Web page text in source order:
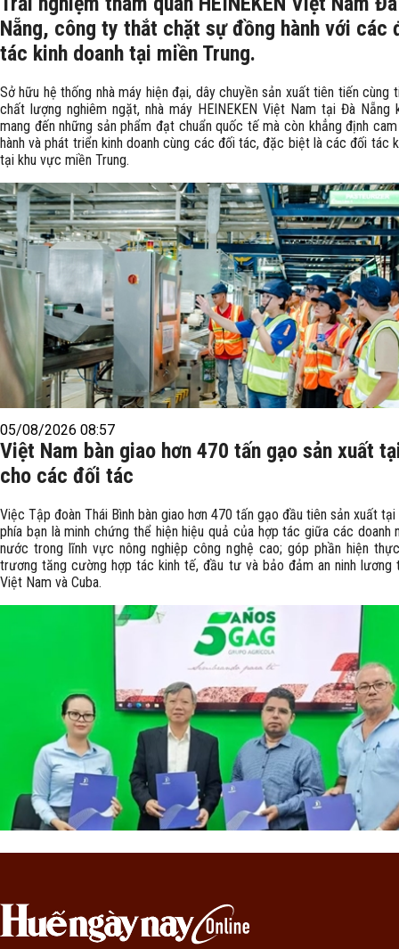
Nẵng, công ty thắt chặt sự đồng hành với các
tác kinh doanh tại miền Trung.
Sở hữu hệ thống nhà máy hiện đại, dây chuyền sản xuất tiên tiến cùng
chất lượng nghiêm ngặt, nhà máy HEINEKEN Việt Nam tại Đà Nẵng
mang đến những sản phẩm đạt chuẩn quốc tế mà còn khẳng định
hành và phát triển kinh doanh cùng các đối tác, đặc biệt là các đối tác
tại khu vực miền Trung.
05/08/2026 08:57
Việt Nam bàn giao hơn 470 tấn gạo sản xuất
cho các đối tác
Việc Tập đoàn Thái Bình bàn giao hơn 470 tấn gạo đầu tiên sản xuất tại
phía bạn là minh chứng thể hiện hiệu quả của hợp tác giữa các doanh
nước trong lĩnh vực nông nghiệp công nghệ cao; góp phần hiện
trương tăng cường hợp tác kinh tế, đầu tư và bảo đảm an ninh lương
Việt Nam và Cuba.